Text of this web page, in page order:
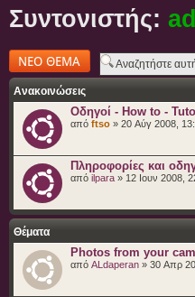
Συντονιστής:
Δημιουργία νέου
θέματος
Ανακοινώσεις
Οδηγοί - How to -
από ftso » 20 Αύγ 2008,
Πληροφορίες και
από ilpara » 12 Ιουν 2008,
Θέματα
Photos from your
από ALdaperan » 30 Απρ